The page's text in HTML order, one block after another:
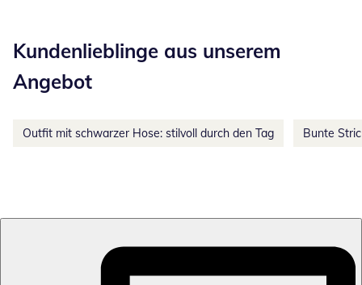
Kundenlieblinge aus unserem
Angebot
Outfit mit schwarzer Hose: stilvoll durch den Tag Bunte